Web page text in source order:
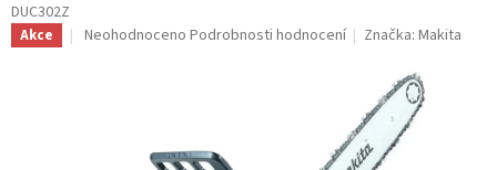
DUC302Z
Akce
Průměrné
Neohodnoceno Podrobnosti hodnocení Značka:Makita